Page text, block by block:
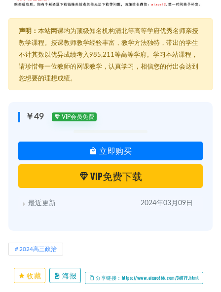
声明： 本站网课均为顶级知名机构清北等高等学府优秀名师亲授
教学课程。授课教师教学经验丰富，教学方法独特，带出的学生
不计其数以优异成绩考入985,211等高等学府。学习本站课程，
请珍惜每一位教师的网课教学，认真学习，相信您的付出会达到
您想要的理想成绩。
￥49 VIP会员免费
立即购买
VIP免费下载
最近更新 2024年03月09日
2024高三政治
收藏 海报 分享链接：https://www.aixue666.com/36079.html